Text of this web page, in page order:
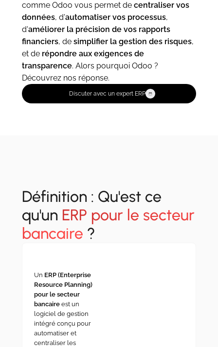
comme Odoo vous permet de centraliser vos
données, d'automatiser vos processus,
d'améliorer la précision de vos rapports
financiers, de simplifier la gestion des risques,
et de répondre aux exigences de
transparence. Alors pourquoi Odoo ?
Découvrez nos réponse.
Discuter avec un expert ERP
Définition : Qu'est ce
qu'un ERP pour le secteur
bancaire ?
Un ERP (Enterprise
Resource Planning)
pour le secteur
bancaireest un
logiciel de gestion
intégré conçu pour
automatiser et
centraliser les